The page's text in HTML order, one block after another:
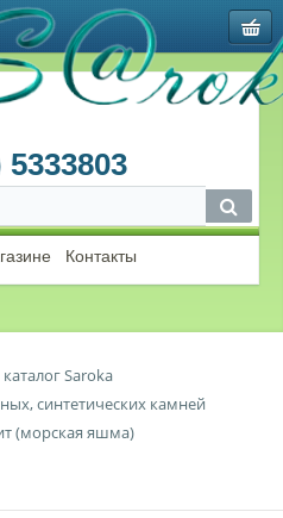
5333803
Контакты
каталог Saroka
синтетических камней
(морская яшма)